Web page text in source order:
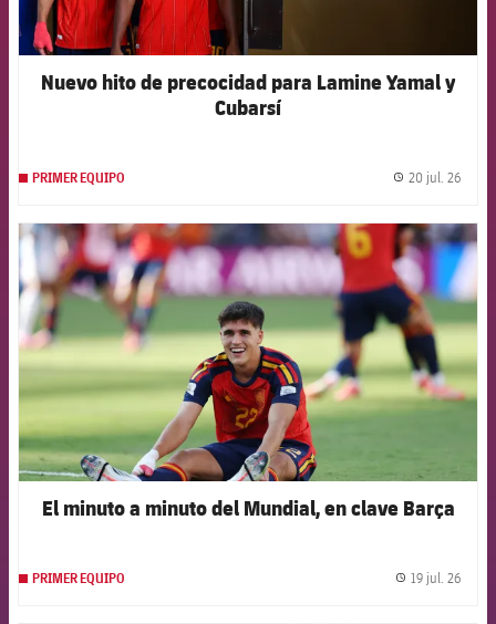
Nuevo hito de precocidad para Lamine Yamal y
Cubarsí
PRIMER EQUIPO 20 jul. 26
FCB Barcelona badge
El minuto a minuto del Mundial, en clave Barça
PRIMER EQUIPO 19 jul. 26